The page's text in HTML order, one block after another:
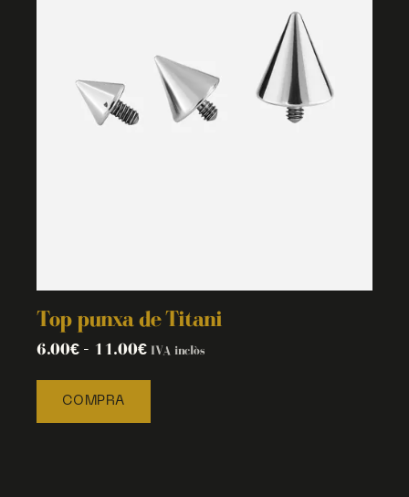
Top punxa de Titani
6.00€– 11.00€ IVA inclòs
COMPRA